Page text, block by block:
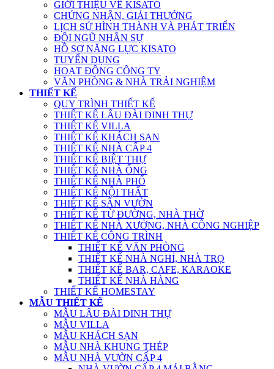
GIỚI THIỆU VỀ KISATO
CHỨNG NHẬN, GIẢI THƯỞNG
LỊCH SỬ HÌNH THÀNH VÀ PHÁT TRIỂN
ĐỘI NGŨ NHÂN SỰ
HỒ SƠ NĂNG LỰC KISATO
TUYỂN DỤNG
HOẠT ĐỘNG CÔNG TY
VĂN PHÒNG & NHÀ TRẢI NGHIỆM
THIẾT KẾ
QUY TRÌNH THIẾT KẾ
THIẾT KẾ LÂU ĐÀI DINH THỰ
THIẾT KẾ VILLA
THIẾT KẾ KHÁCH SẠN
THIẾT KẾ NHÀ CẤP 4
THIẾT KẾ BIỆT THỰ
THIẾT KẾ NHÀ ỐNG
THIẾT KẾ NHÀ PHỐ
THIẾT KẾ NỘI THẤT
THIẾT KẾ SÂN VƯỜN
THIẾT KẾ TỪ ĐƯỜNG, NHÀ THỜ
THIẾT KẾ NHÀ XƯỞNG, NHÀ CÔNG NGHIỆP
THIẾT KẾ CÔNG TRÌNH
THIẾT KẾ VĂN PHÒNG
THIẾT KẾ NHÀ NGHỈ, NHÀ TRỌ
THIẾT KẾ BAR, CAFE, KARAOKE
THIẾT KẾ NHÀ HÀNG
THIẾT KẾ HOMESTAY
MẪU THIẾT KẾ
MẪU LÂU ĐÀI DINH THỰ
MẪU VILLA
MẪU KHÁCH SẠN
MẪU NHÀ KHUNG THÉP
MẪU NHÀ VƯỜN CẤP 4